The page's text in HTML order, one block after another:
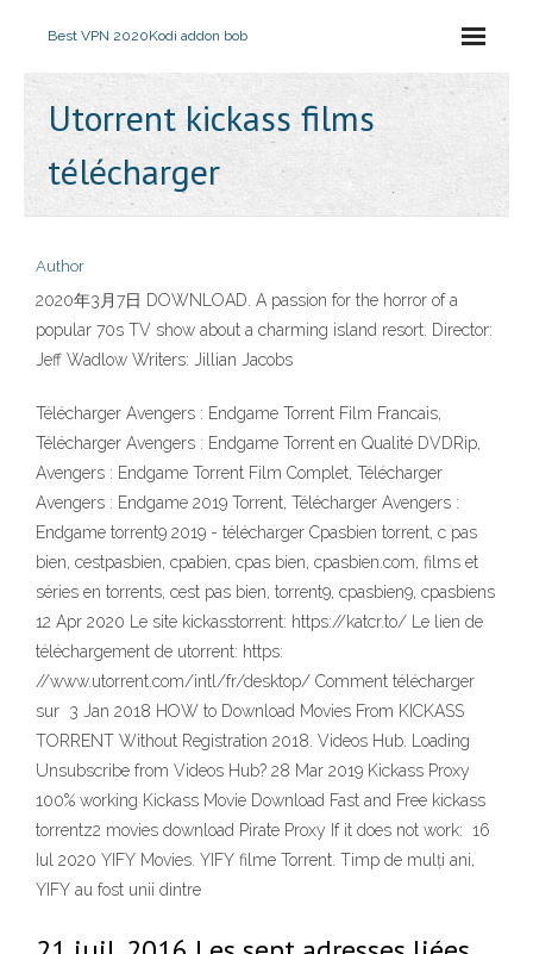
Best VPN 2020Kodi addon bob
Utorrent kickass films
télécharger
Author
2020年3月7日 DOWNLOAD. A passion for the horror of a
popular 70s TV show about a charming island resort. Director:
Jeff Wadlow Writers: Jillian Jacobs
Télécharger Avengers : Endgame Torrent Film Francais,
Télécharger Avengers : Endgame Torrent en Qualité DVDRip,
Avengers : Endgame Torrent Film Complet, Télécharger
Avengers : Endgame 2019 Torrent, Télécharger Avengers :
Endgame torrent9 2019 - télécharger Cpasbien torrent, c pas
bien, cestpasbien, cpabien, cpas bien, cpasbien.com, films et
séries en torrents, cest pas bien, torrent9, cpasbien9, cpasbiens
12 Apr 2020 Le site kickasstorrent: https://katcr.to/ Le lien de
téléchargement de utorrent: https:
//www.utorrent.com/intl/fr/desktop/ Comment télécharger
sur 3 Jan 2018 HOW to Download Movies From KICKASS
TORRENT Without Registration 2018. Videos Hub. Loading
Unsubscribe from Videos Hub? 28 Mar 2019 Kickass Proxy
100% working Kickass Movie Download Fast and Free kickass
torrentz2 movies download Pirate Proxy If it does not work: 16
Iul 2020 YIFY Movies. YIFY filme Torrent. Timp de mulți ani,
YIFY au fost unii dintre